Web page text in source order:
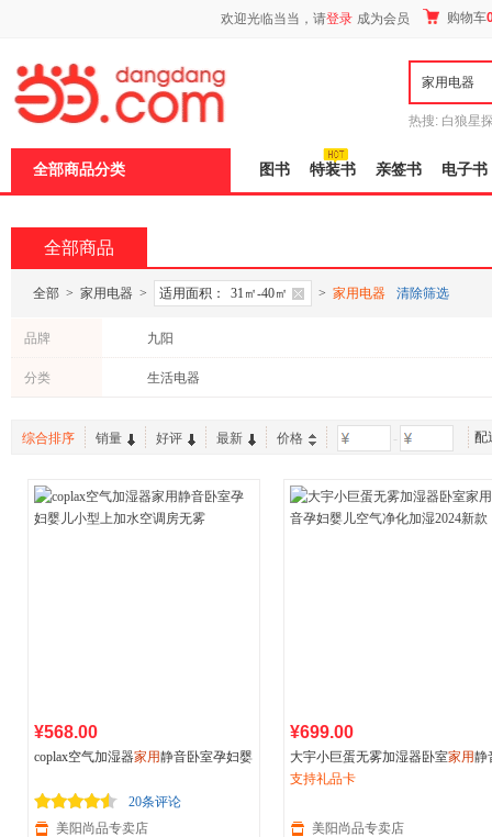
欢迎光临当当，请登录 成为会员 购物车
热搜: 白狼星
全部商品分类 图书 特装书 亲签书 电子书
全部商品
全部 > 家用电器 > 适用面积： 31㎡-40㎡ > 家用电器 清除筛选
品牌 九阳
分类 生活电器
综合排序 销量 好评 最新 价格 - 配
¥568.00
coplax空气加湿器家用静音卧室孕妇婴
20条评论
美阳尚品专卖店
¥699.00
大宇小巨蛋无雾加湿器卧室家用静
孕妇婴儿空气净化加湿2024新款
支持礼品卡
美阳尚品专卖店
页
加